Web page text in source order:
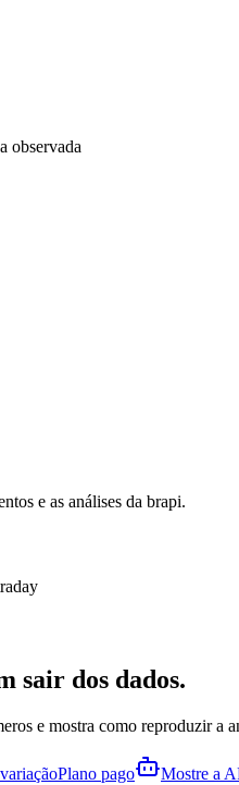
observada
e as análises da brapi.
sair dos dados.
e mostra como reproduzir a
Plano pago Mostre a